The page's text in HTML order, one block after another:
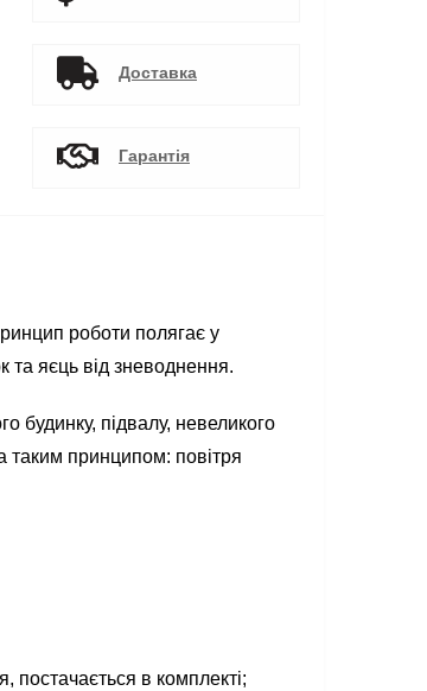
Доставка
Гарантія
роботи полягає у
та яєць від зневоднення.
будинку, підвалу, невеликого
таким принципом: повітря
постачається в комплекті;